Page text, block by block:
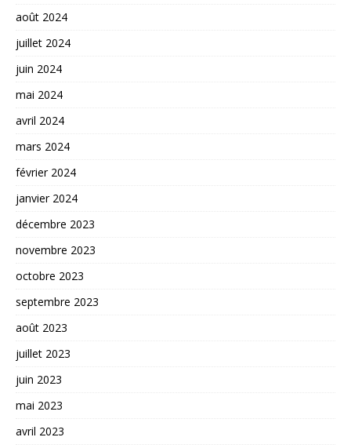
août 2024
juillet 2024
juin 2024
mai 2024
avril 2024
mars 2024
février 2024
janvier 2024
décembre 2023
novembre 2023
octobre 2023
septembre 2023
août 2023
juillet 2023
juin 2023
mai 2023
avril 2023